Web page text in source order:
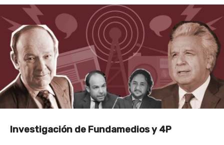
Investigación de Fundamedios y 4P